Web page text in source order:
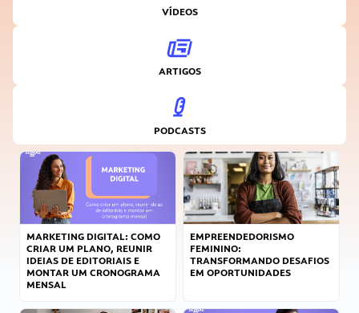
VÍDEOS
ARTIGOS
PODCASTS
MARKETING DIGITAL: COMO
CRIAR UM PLANO, REUNIR
IDEIAS DE EDITORIAIS E
MONTAR UM CRONOGRAMA
MENSAL
EMPREENDEDORISMO
FEMININO:
TRANSFORMANDO DESAFIOS
EM OPORTUNIDADES